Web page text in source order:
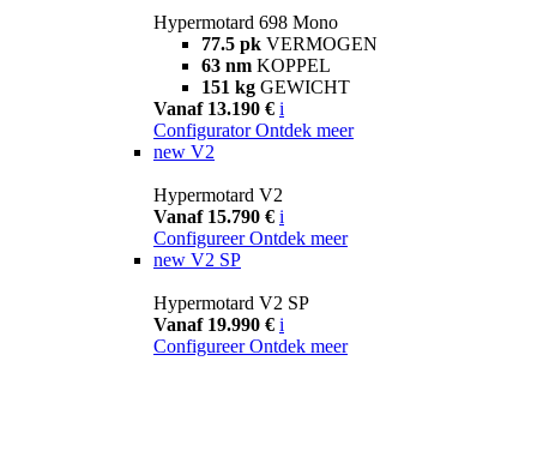
Hypermotard 698 Mono
77.5 pk VERMOGEN
63 nm KOPPEL
151 kg GEWICHT
Vanaf 13.190 € i
Configurator Ontdek meer
new V2
Hypermotard V2
Vanaf 15.790 € i
Configureer Ontdek meer
new V2 SP
Hypermotard V2 SP
Vanaf 19.990 € i
Configureer Ontdek meer